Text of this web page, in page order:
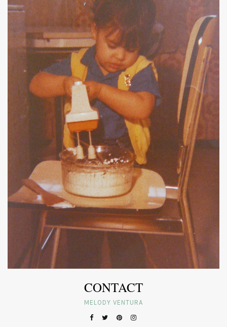
CONTACT
MELODY VENTURA